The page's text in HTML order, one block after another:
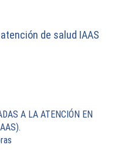
de salud IAAS
A LA ATENCIÓN EN